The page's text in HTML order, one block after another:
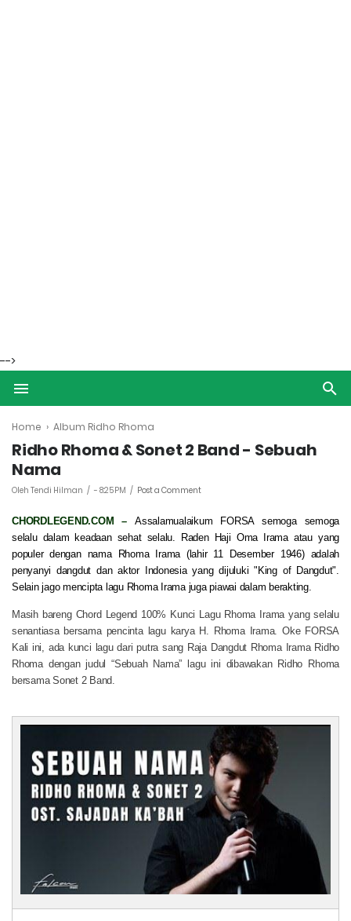
-->
Home › Album Ridho Rhoma
Ridho Rhoma & Sonet 2 Band - Sebuah
Nama
Oleh Tendi Hilman - 8:25 PM Post a Comment
CHORDLEGEND.COM –
Assalamualaikum FORSA semoga semoga
selalu dalam keadaan sehat selalu. Raden Haji Oma Irama atau yang
populer dengan nama Rhoma Irama (lahir 11 Desember 1946) adalah
penyanyi dangdut dan aktor Indonesia yang dijuluki "King of Dangdut".
Selain jago mencipta lagu Rhoma Irama juga piawai dalam berakting.
Masih bareng Chord Legend 100% Kunci Lagu Rhoma Irama yang selalu
senantiasa bersama pencinta lagu karya H. Rhoma Irama. Oke FORSA
Kali ini, ada kunci lagu dari putra sang Raja Dangdut Rhoma Irama Ridho
Rhoma dengan judul “Sebuah Nama” lagu ini dibawakan Ridho Rhoma
bersama Sonet 2 Band.